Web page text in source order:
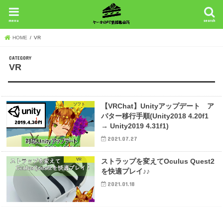
search
menu
HOME VR
VR
ソフト
【VRChat】Unityアップデート ア
バター移行手順(Unity2018 4.20f1
→ Unity2019 4.31f1)
2021.07.27
VR
ストラップを変えてOculus Quest2
を快適プレイ♪♪
2021.01.18